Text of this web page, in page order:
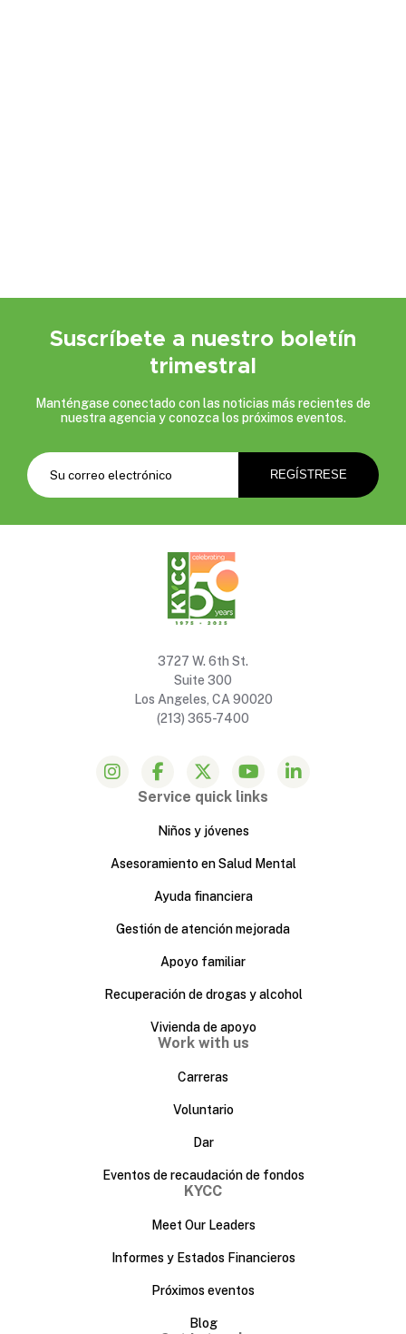
Suscríbete a nuestro boletín
trimestral
Manténgase conectado con las noticias más recientes de
nuestra agencia y conozca los próximos eventos.
3727 W. 6th St.
Suite 300
Los Angeles, CA 90020
(213) 365-7400
Service quick links
Niños y jóvenes
Asesoramiento en Salud Mental
Ayuda financiera
Gestión de atención mejorada
Apoyo familiar
Recuperación de drogas y alcohol
Vivienda de apoyo
Work with us
Carreras
Voluntario
Dar
Eventos de recaudación de fondos
KYCC
Meet Our Leaders
Informes y Estados Financieros
Próximos eventos
Blog